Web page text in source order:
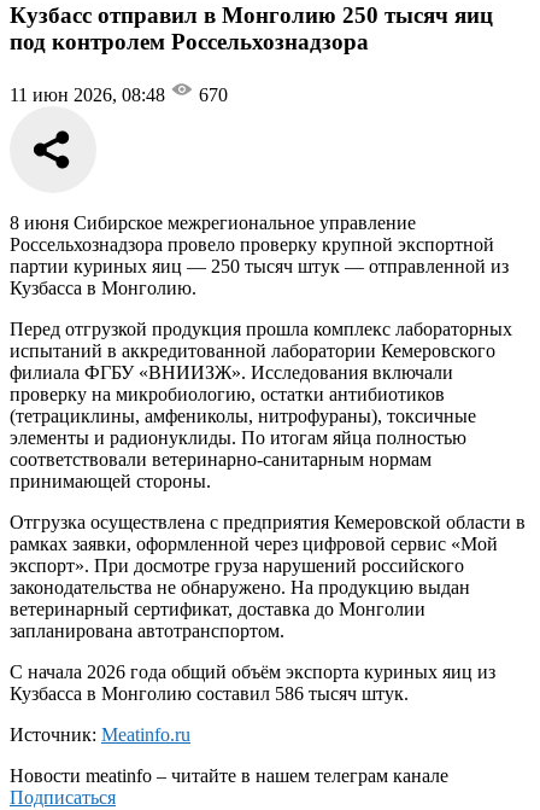
Кузбасс отправил в Монголию 250 тысяч яиц
под контролем Россельхознадзора
11 июн 2026, 08:48 670
8 июня Сибирское межрегиональное управление
Россельхознадзора провело проверку крупной экспортной
партии куриных яиц — 250 тысяч штук — отправленной из
Кузбасса в Монголию.
Перед отгрузкой продукция прошла комплекс лабораторных
испытаний в аккредитованной лаборатории Кемеровского
филиала ФГБУ «ВНИИЗЖ». Исследования включали
проверку на микробиологию, остатки антибиотиков
(тетрациклины, амфениколы, нитрофураны), токсичные
элементы и радионуклиды. По итогам яйца полностью
соответствовали ветеринарно-санитарным нормам
принимающей стороны.
Отгрузка осуществлена с предприятия Кемеровской области в
рамках заявки, оформленной через цифровой сервис «Мой
экспорт». При досмотре груза нарушений российского
законодательства не обнаружено. На продукцию выдан
ветеринарный сертификат, доставка до Монголии
запланирована автотранспортом.
С начала 2026 года общий объём экспорта куриных яиц из
Кузбасса в Монголию составил 586 тысяч штук.
Источник: Meatinfo.ru
Новости meatinfo – читайте в нашем телеграм канале
Подписаться